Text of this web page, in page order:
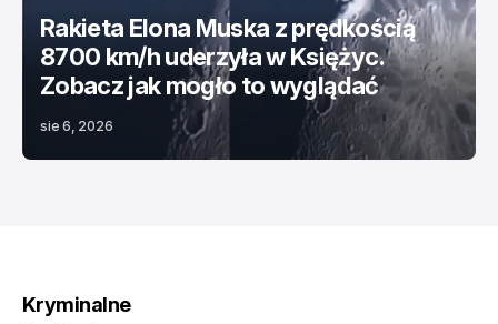
Rakieta Elona Muska z prędkością
8700 km/h uderzyła w Księżyc.
Zobacz jak mogło to wyglądać
sie 6, 2026
Kryminalne